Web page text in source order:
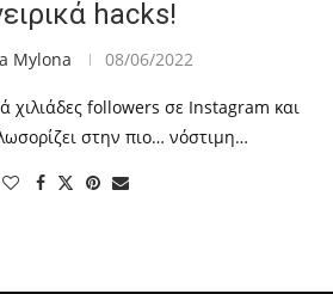
hacks!
Mylona 08/06/2022
χιλιάδες followers σε Instagram και
στην πιο… νόστιμη…